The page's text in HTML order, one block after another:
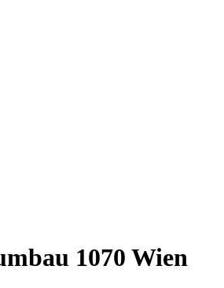
1070 Wien